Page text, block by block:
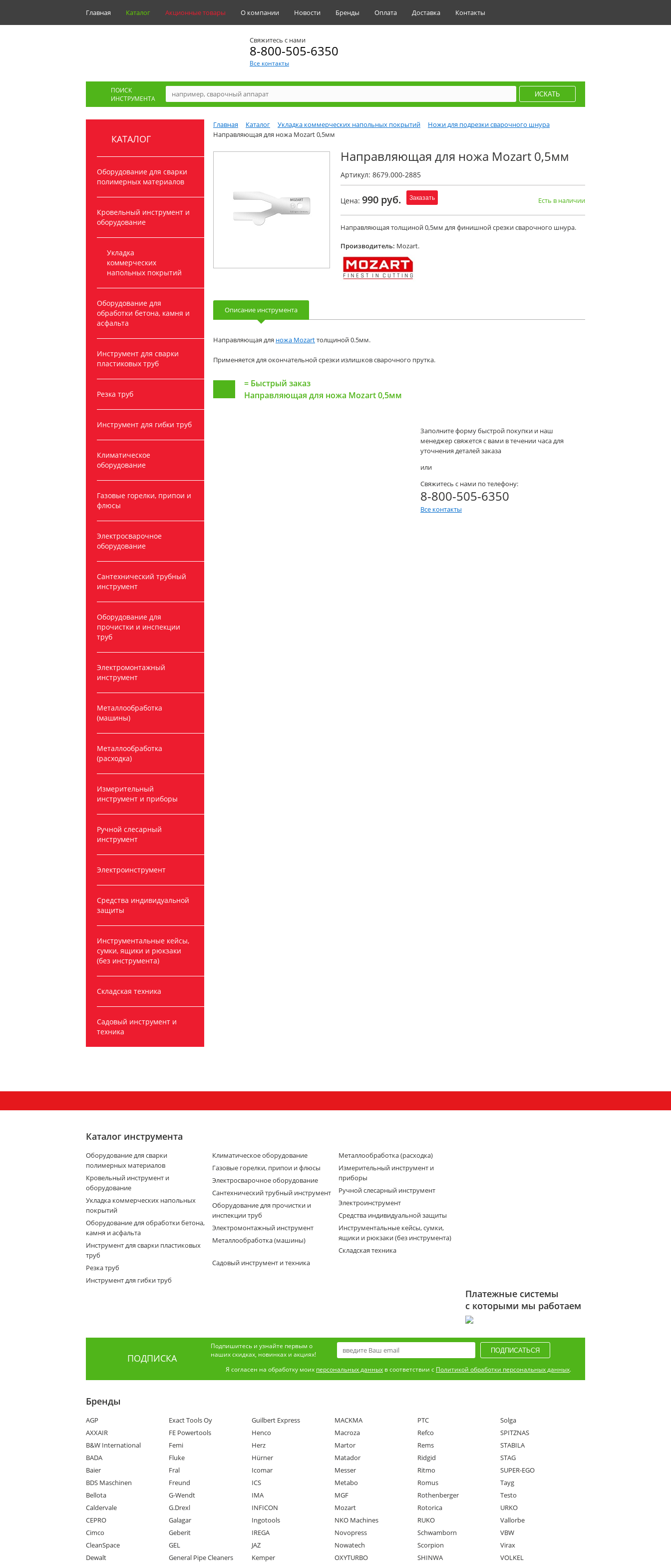
Главная Каталог Акционные товары О компании Новости Бренды Оплата Доставка Контакты
Свяжитесь с нами
8-800-505-6350
Все контакты
ПОИСК
ИНСТРУМЕНТА
КАТАЛОГ
Оборудование для сварки
полимерных материалов
Кровельный инструмент и
оборудование
Укладка
коммерческих
напольных покрытий
Оборудование для
обработки бетона, камня и
асфальта
Инструмент для сварки
пластиковых труб
Резка труб
Инструмент для гибки труб
Климатическое
оборудование
Газовые горелки, припои и
флюсы
Электросварочное
оборудование
Сантехнический трубный
инструмент
Оборудование для
прочистки и инспекции
труб
Электромонтажный
инструмент
Металлообработка
(машины)
Металлообработка
(расходка)
Измерительный
инструмент и приборы
Ручной слесарный
инструмент
Электроинструмент
Средства индивидуальной
защиты
Инструментальные кейсы,
сумки, ящики и рюкзаки
(без инструмента)
Складская техника
Садовый инструмент и
техника
Главная Каталог Укладка коммерческих напольных покрытий
Ножи для подрезки сварочного шнура
Направляющая для ножа Mozart 0,5мм
Направляющая для ножа Mozart 0,5мм
Артикул: 8679.000-2885
Цена: 990 руб. Заказать Есть в наличии
Направляющая толщиной 0,5мм для финишной срезки сварочного шнура.
Производитель: Mozart.
Описание инструмента
Направляющая для ножа Mozartтолщиной 0.5мм.
Применяется для окончательной срезки излишков сварочного прутка.
= Быстрый заказ
Направляющая для ножа Mozart 0,5мм
Заполните форму быстрой покупки и наш
менеджер свяжется с вами в течении часа для
уточнения деталей заказа
или
Свяжитесь с нами по телефону:
8-800-505-6350
Все контакты
Каталог инструмента
Оборудование для сварки
полимерных материалов
Кровельный инструмент и
оборудование
Укладка коммерческих напольных
покрытий
Оборудование для обработки бетона,
камня и асфальта
Инструмент для сварки пластиковых
труб
Резка труб
Инструмент для гибки труб
Климатическое оборудование
Газовые горелки, припои и флюсы
Электросварочное оборудование
Сантехнический трубный инструмент
Оборудование для прочистки и
инспекции труб
Электромонтажный инструмент
Металлообработка (машины)
Металлообработка (расходка)
Измерительный инструмент и
приборы
Ручной слесарный инструмент
Электроинструмент
Средства индивидуальной защиты
Инструментальные кейсы, сумки,
ящики и рюкзаки (без инструмента)
Складская техника
Садовый инструмент и техника
Платежные системы
с которыми мы работаем
ПОДПИСКА
Подпишитесь и узнайте первым о
наших скидках, новинках и акциях!
Я согласен на обработку моих персональных данных в соответствии с Политикой обработки персональных данных.
Бренды
AGP
AXXAIR
B&W International
BADA
Baier
BDS Maschinen
Bellota
Caldervale
CEPRO
Cimco
CleanSpace
Dewalt
Exact Tools Oy
FE Powertools
Femi
Fluke
Fral
Freund
G-Wendt
G.Drexl
Galagar
Geberit
GEL
General Pipe Cleaners
Guilbert Express
Henco
Herz
Hürner
Icomar
ICS
IMA
INFICON
Ingotools
IREGA
JAZ
Kemper
MACKMA
Macroza
Martor
Matador
Messer
Metabo
MGF
Mozart
NKO Machines
Novopress
Nowatech
OXYTURBO
PTC
Refco
Rems
Ridgid
Ritmo
Romus
Rothenberger
Rotorica
RUKO
Schwamborn
Scorpion
SHINWA
Solga
SPITZNAS
STABILA
STAG
SUPER-EGO
Tayg
Testo
URKO
Vallorbe
VBW
Virax
VOLKEL